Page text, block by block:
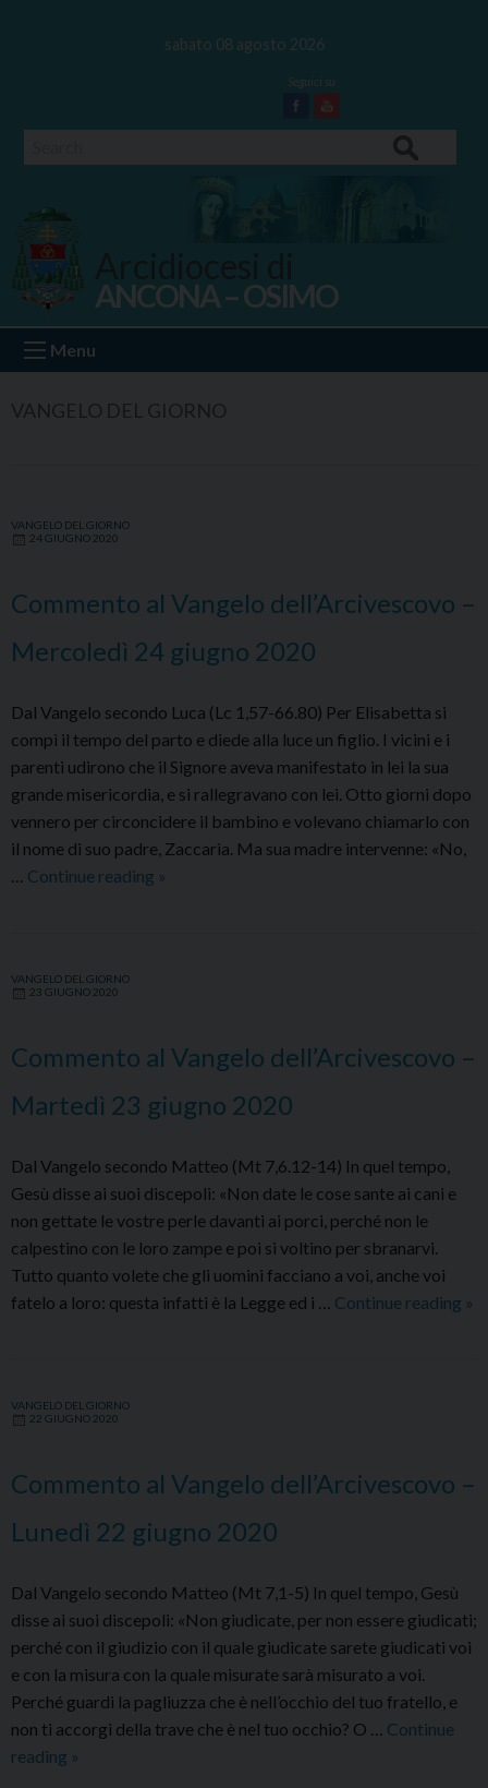
sabato 08 agosto 2026
Facebook
Youtube
Ancona Osimo
ANCONA – OSIMO
Menu
VANGELO DEL GIORNO
24 GIUGNO 2020
Commento al Vangelo dell’Arcivescovo –
Mercoledì 24 giugno 2020
Dal Vangelo secondo Luca (Lc 1,57-66.80) Per Elisabetta si
compì il tempo del parto e diede alla luce un figlio. I vicini e i
parenti udirono che il Signore aveva manifestato in lei la sua
grande misericordia, e si rallegravano con lei. Otto giorni dopo
vennero per circoncidere il bambino e volevano chiamarlo con
il nome di suo padre, Zaccarìa. Ma sua madre intervenne: «No,
Continue reading Commento
giugno
2020
»
VANGELO DEL GIORNO
23 GIUGNO 2020
Commento al Vangelo dell’Arcivescovo –
Martedì 23 giugno 2020
Dal Vangelo secondo Matteo (Mt 7,6.12-14) In quel tempo,
Gesù disse ai suoi discepoli: «Non date le cose sante ai cani e
non gettate le vostre perle davanti ai porci, perché non le
calpestino con le loro zampe e poi si voltino per sbranarvi.
Tutto quanto volete che gli uomini facciano a voi, anche voi
fatelo a loro: questa infatti è la Legge ed i … Continue reading »
VANGELO DEL GIORNO
22 GIUGNO 2020
Commento al Vangelo dell’Arcivescovo –
Lunedì 22 giugno 2020
Dal Vangelo secondo Matteo (Mt 7,1-5) In quel tempo, Gesù
disse ai suoi discepoli: «Non giudicate, per non essere giudicati;
perché con il giudizio con il quale giudicate sarete giudicati voi
e con la misura con la quale misurate sarà misurato a voi.
Perché guardi la pagliuzza che è nell’occhio del tuo fratello, e
non ti accorgi della trave che è nel tuo occhio? O … Continue
reading Commento
»